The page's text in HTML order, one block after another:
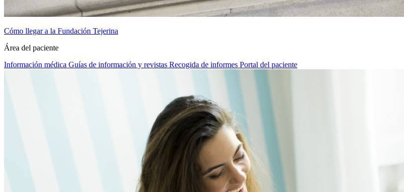
Cómo llegar a la Fundación Tejerina
Área del paciente
Información médica Guías de información y revistas Recogida de informes Portal del paciente